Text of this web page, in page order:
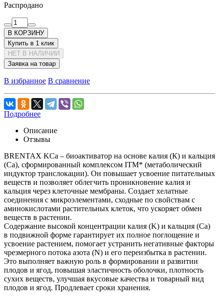
Распродано
В КОРЗИНУ
Купить в 1 клик
НЕТ В НАЛИЧИИ
Заявка на товар
В избранное В сравнение
Подробнее
Описание
Отзывы
BRENTAX KCa – биоактиватор на основе калия (К) и кальция
(Ca), сформированный комплексом ITM* (метаболический
индуктор транслокации). Он повышает усвоение питательных
веществ и позволяет облегчить проникновение калия и
кальция через клеточные мембраны. Создает хелатные
соединения с микроэлементами, сходные по свойствам с
аминокислотами растительных клеток, что ускоряет обмен
веществ в растении.
Содержание высокой концентрации калия (K) и кальция (Ca)
в подвижной форме гарантирует их полное поглощение и
усвоение растением, помогает устранить негативные факторы
чрезмерного потока азота (N) и его переизбытка в растении.
Это выполняет важную роль в формировании и развитии
плодов и ягод, повышая эластичность оболочки, плотность
сухих веществ, улучшая вкусовые качества и товарный вид
плодов и ягод. Продлевает сроки хранения.